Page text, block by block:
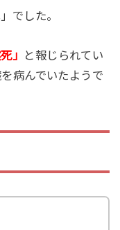
でした。
」
と報じられてい
病んでいたようで